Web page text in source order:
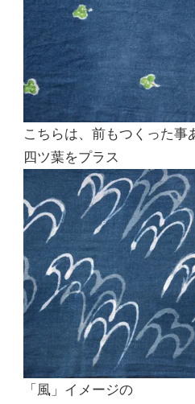
こちらは、前もつくった事
四ツ葉をプラス
「風」イメージの